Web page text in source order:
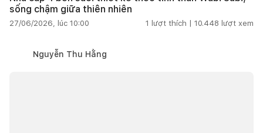
sống chậm giữa thiên nhiên
27/06/2026, lúc 10:00 1 lượt thích | 10.448 lượt xem
Nguyễn Thu Hằng